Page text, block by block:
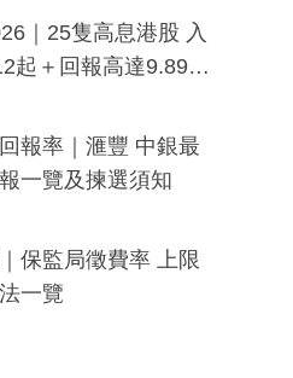
定特調系列
｜25隻高息港股 入
起＋回報高達9.89
報率｜滙豐 中銀最
一覽及揀選須知
保監局徵費率 上限
一覽